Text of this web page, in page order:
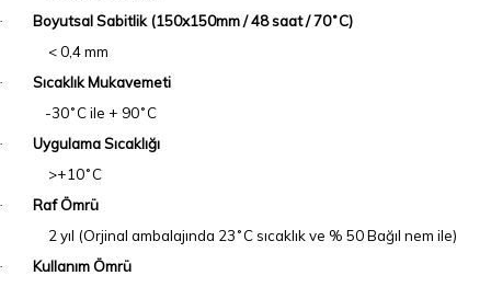
·
Boyutsal Sabitlik (150x150mm / 48 saat / 70˚C)
< 0,4 mm
·
Sıcaklık Mukavemeti
-30˚C ile + 90˚C
·
Uygulama Sıcaklığı
>+10˚C
·
Raf Ömrü
2 yıl (Orjinal ambalajında 23˚C sıcaklık ve % 50 Bağıl nem ile)
·
Kullanım Ömrü